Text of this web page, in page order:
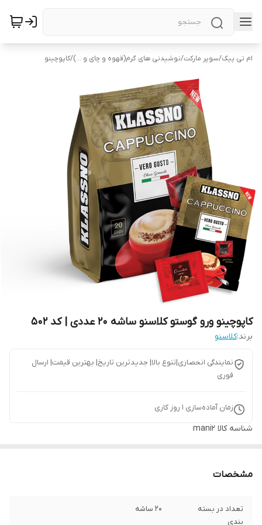
ام تی پیک/سوپر مارکت/نوشیدنی های گرم(قهوه و چای و ...)/کاپوچینو
کاپوچینو ورو گوستو کلاسنو ساشه 20 عددی | کد 502
برند:کلاسنو
نمایندگی انحصاری|تنوع بالا| جدیدترین تاریخ| بهترین قیمت| ارسال
فوری
زمان آماده‌سازی 1 روز کاری
شناسه کالا mani2
مشخصات
تعداد در بسته
بندی
20 ساشه